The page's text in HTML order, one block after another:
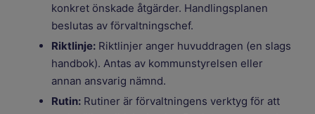
konkret önskade åtgärder. Handlingsplanen
beslutas av förvaltningschef.
Riktlinje: Riktlinjer anger huvuddragen (en slags
handbok). Antas av kommunstyrelsen eller
annan ansvarig nämnd.
Rutin: Rutiner är förvaltningens verktyg för att